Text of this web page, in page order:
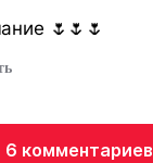
🌷🌷🌷
6 комментариев